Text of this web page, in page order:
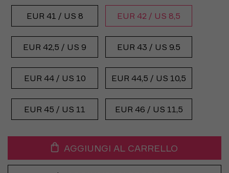
EUR 41 / US 8 EUR 42 / US 8,5
EUR 42,5 / US 9 EUR 43 / US 9.5
EUR 44 / US 10 EUR 44,5 / US 10,5
EUR 45 / US 11 EUR 46 / US 11,5
AGGIUNGI AL CARRELLO